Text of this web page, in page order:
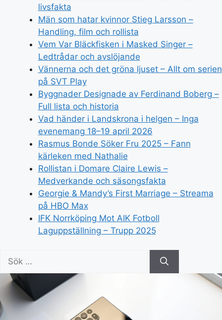
livsfakta
Män som hatar kvinnor Stieg Larsson –
Handling, film och rollista
Vem Var Bläckfisken i Masked Singer –
Ledtrådar och avslöjande
Vännerna och det gröna ljuset – Allt om serien
på SVT Play
Byggnader Designade av Ferdinand Boberg –
Full lista och historia
Vad händer i Landskrona i helgen – Inga
evenemang 18–19 april 2026
Rasmus Bonde Söker Fru 2025 – Fann
kärleken med Nathalie
Rollistan i Domare Claire Lewis –
Medverkande och säsongsfakta
Georgie & Mandy’s First Marriage – Streama
på HBO Max
IFK Norrköping Mot AIK Fotboll
Laguppställning – Trupp 2025
efter: